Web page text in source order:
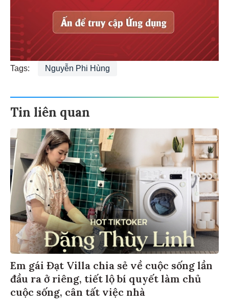
Tags: Nguyễn Phi Hùng
Tin liên quan
Em gái Đạt Villa chia sẻ về cuộc sống lần
đầu ra ở riêng, tiết lộ bí quyết làm chủ
cuộc sống, cân tất việc nhà